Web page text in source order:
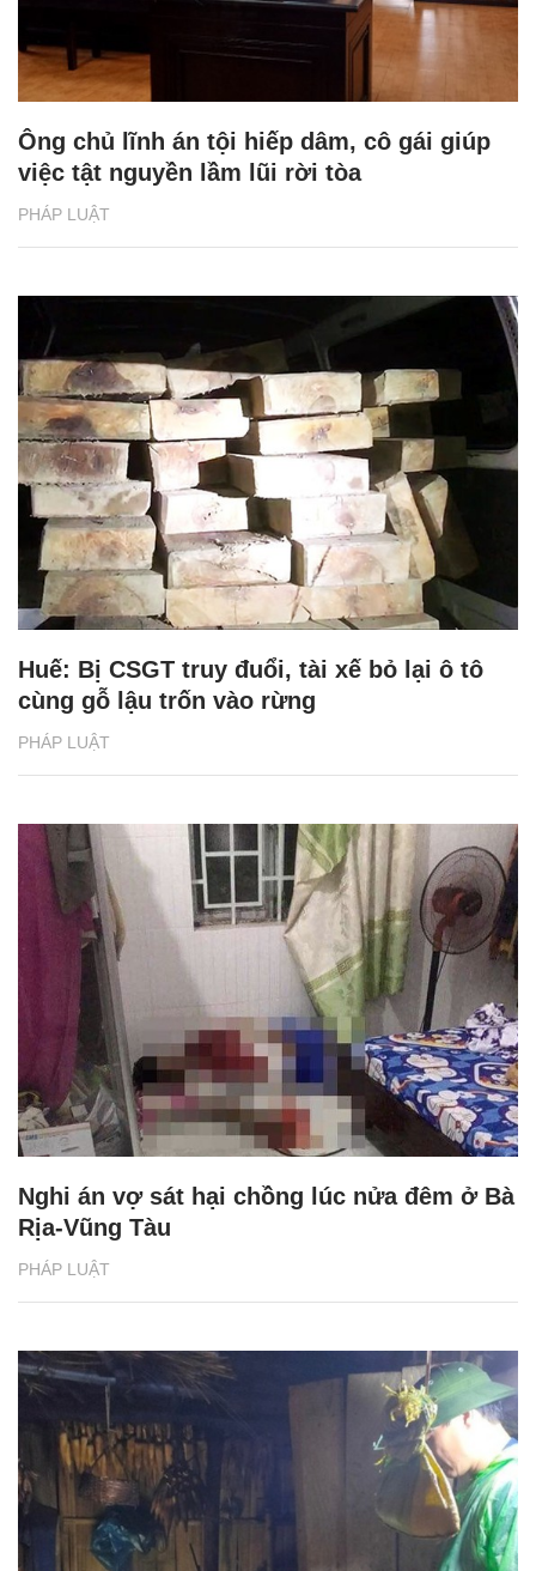
PHÁP LUẬT
Ông chủ lĩnh án tội hiếp dâm, cô gái giúp
việc tật nguyền lầm lũi rời tòa
PHÁP LUẬT
Huế: Bị CSGT truy đuổi, tài xế bỏ lại ô tô
cùng gỗ lậu trốn vào rừng
PHÁP LUẬT
Nghi án vợ sát hại chồng lúc nửa đêm ở Bà
Rịa-Vũng Tàu